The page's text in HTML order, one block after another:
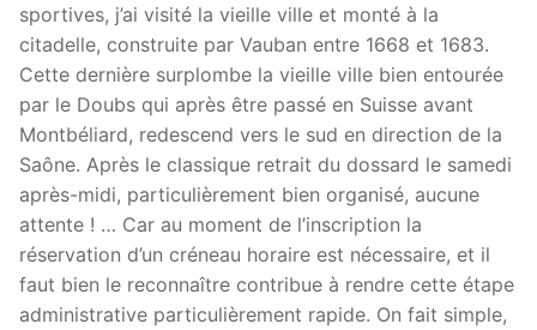
sportives, j’ai visité la vieille ville et monté à la
citadelle, construite par Vauban entre 1668 et 1683.
Cette dernière surplombe la vieille ville bien entourée
par le Doubs qui après être passé en Suisse avant
Montbéliard, redescend vers le sud en direction de la
Saône. Après le classique retrait du dossard le samedi
après-midi, particulièrement bien organisé, aucune
attente ! … Car au moment de l’inscription la
réservation d’un créneau horaire est nécessaire, et il
faut bien le reconnaître contribue à rendre cette étape
administrative particulièrement rapide. On fait simple,